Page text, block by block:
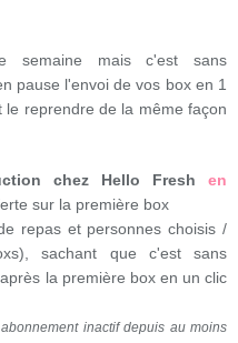
semaine mais c'est sans
pause l'envoi de vos box en 1
reprendre de la même façon
chez Hello Fresh
en
sur la première box
repas et personnes choisis /
sachant que c'est sans
la première box en un clic
inactif depuis au moins